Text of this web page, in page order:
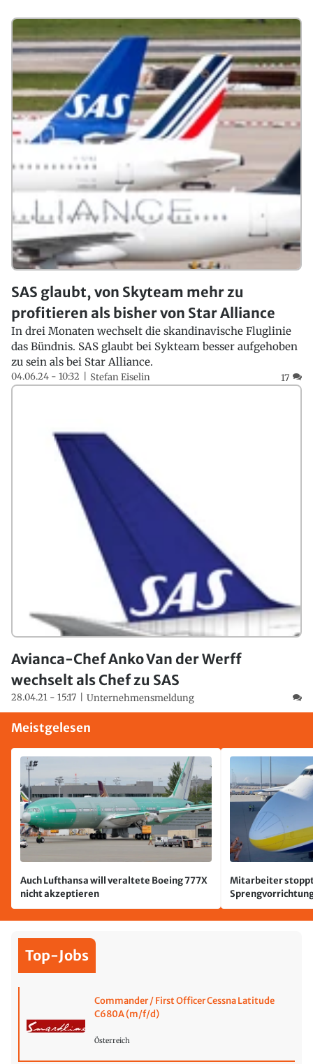
SAS glaubt, von Skyteam mehr zu
profitieren als bisher von Star Alliance
In drei Monaten wechselt die skandinavische Fluglinie
das Bündnis. SAS glaubt bei Sykteam besser aufgehoben
zu sein als bei Star Alliance.
04.06.24 - 10:32 Stefan Eiselin 17
Avianca-Chef Anko Van der Werff
wechselt als Chef zu SAS
28.04.21 - 15:17 Unternehmensmeldung
Meistgelesen
Auch Lufthansa will veraltete Boeing 777X
nicht akzeptieren
Mitarbeiter
Leipzig/Halle
Top-Jobs
Commander / First Officer Cessna Latitude
C680A (m/f/d)
Österreich